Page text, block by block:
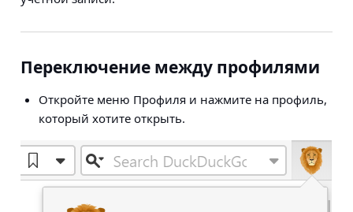
Переключение между профилями
Откройте меню Профиля и нажмите на профиль,
который хотите открыть.